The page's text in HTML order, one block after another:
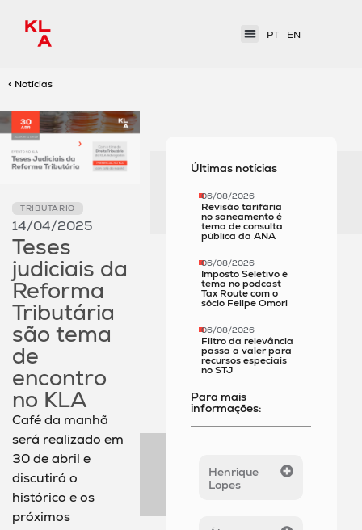
PT EN
< Notícias
TRIBUTÁRIO
14/04/2025
Teses
judiciais da
Reforma
Tributária
são tema
de
encontro
no KLA
Café da manhã
será realizado em
30 de abril e
discutirá o
histórico e os
próximos
Últimas notícias
06/08/2026
Revisão tarifária
no saneamento é
tema de consulta
pública da ANA
06/08/2026
Imposto Seletivo é
tema no podcast
Tax Route com o
sócio Felipe Omori
06/08/2026
Filtro da relevância
passa a valer para
recursos especiais
no STJ
Para mais
informações:
Henrique
Lopes